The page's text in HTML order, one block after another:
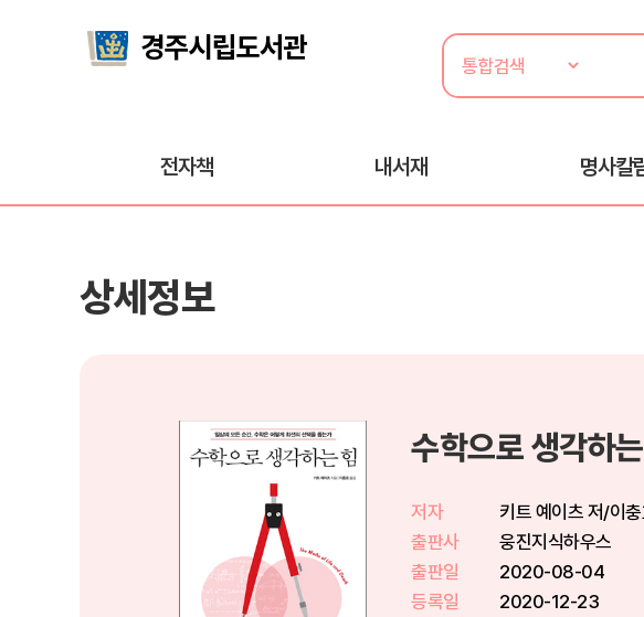
전자책 내서재 명사칼
상세정보
수학으로 생각하
저자
키트 예이츠 저/이
출판사
웅진지식하우스
출판일
2020-08-04
등록일
2020-12-23